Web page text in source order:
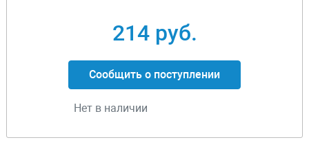
214 руб.
Сообщить о поступлении
Нет в наличии